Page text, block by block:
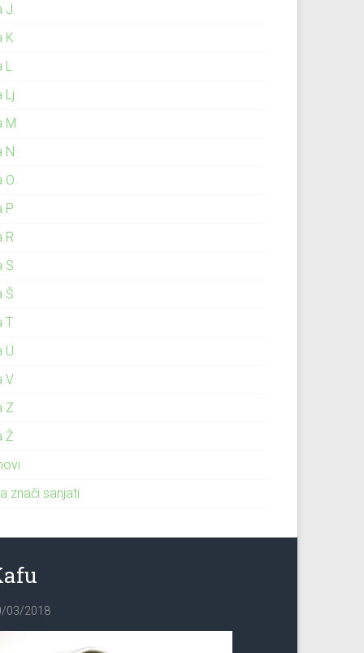
J
K
Lj
M
N
O
P
R
S
Š
T
U
V
Z
Ž
znači sanjati
03/2018